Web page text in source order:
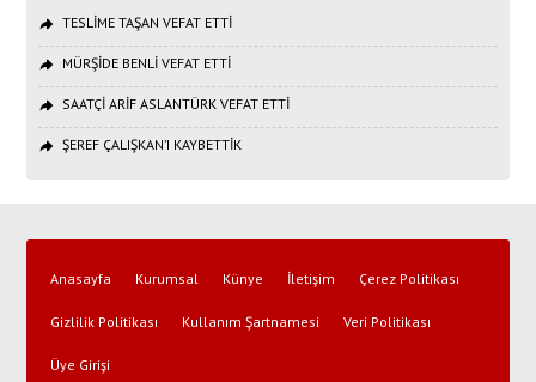
TESLİME TAŞAN VEFAT ETTİ
MÜRŞİDE BENLİ VEFAT ETTİ
SAATÇİ ARİF ASLANTÜRK VEFAT ETTİ
ŞEREF ÇALIŞKAN’I KAYBETTİK
Anasayfa Kurumsal Künye İletişim Çerez Politikası
Gizlilik Politikası Kullanım Şartnamesi Veri Politikası
Üye Girişi